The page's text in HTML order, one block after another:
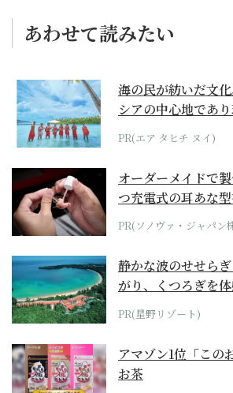
あわせて読みたい
海の民が紡いだ文
シアの中心地であ
らみえてくる...
PR(エア タヒチ ヌイ)
オーダーメイドで
つ充電式の耳あな
PR(ソノヴァ・ジャパン
静かな波のせせら
がり、くつろぎを
ホテル by...
PR(星野リゾート)
アマゾン1位「この
お茶